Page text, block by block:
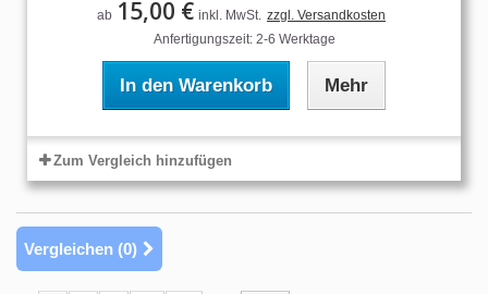
ab 15,00 € inkl. MwSt. zzgl. Versandkosten
Anfertigungszeit: 2-6 Werktage
In den Warenkorb Mehr
Zum Vergleich hinzufügen
Vergleichen (0)